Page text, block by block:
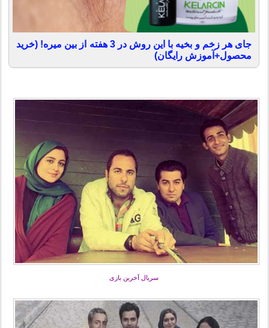
جای هر زخم و بخیه با این روش در 3 هفته از بین میره! (خرید
محصول+آموزش رایگان)
سریال آخرین بازی